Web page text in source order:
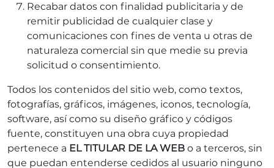
Recabar datos con finalidad publicitaria y de
remitir publicidad de cualquier clase y
comunicaciones con fines de venta u otras de
naturaleza comercial sin que medie su previa
solicitud o consentimiento.
Todos los contenidos del sitio web, como textos,
fotografías, gráficos, imágenes, iconos, tecnología,
software, así como su diseño gráfico y códigos
fuente, constituyen una obra cuya propiedad
pertenece a EL TITULAR DE LA WEB o a terceros, sin
que puedan entenderse cedidos al usuario ninguno